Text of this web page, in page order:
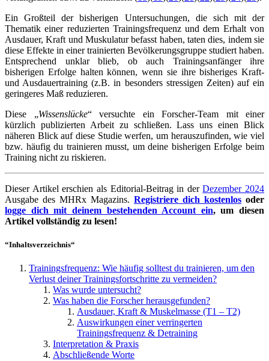
Ein Großteil der bisherigen Untersuchungen, die sich mit der
Thematik einer reduzierten Trainingsfrequenz und dem Erhalt von
Ausdauer, Kraft und Muskulatur befasst haben, taten dies, indem sie
diese Effekte in einer trainierten Bevölkerungsgruppe studiert haben.
Entsprechend unklar blieb, ob auch Trainingsanfänger ihre
bisherigen Erfolge halten können, wenn sie ihre bisheriges Kraft-
und Ausdauertraining (z.B. in besonders stressigen Zeiten) auf ein
geringeres Maß reduzieren.
Diese „Wissenslücke“ versuchte ein Forscher-Team mit einer
kürzlich publizierten Arbeit zu schließen. Lass uns einen Blick
näheren Blick auf diese Studie werfen, um herauszufinden, wie viel
bzw. häufig du trainieren musst, um deine bisherigen Erfolge beim
Training nicht zu riskieren.
Dieser Artikel erschien als Editorial-Beitrag in derDezember 2024
Ausgabe des MHRx Magazins. Registriere dich kostenlos oder
logge dich mit deinem bestehenden Account ein, um diesen
Artikel vollständig zu lesen!
“Inhaltsverzeichnis“
Trainingsfrequenz: Wie häufig solltest du trainieren, um den
Verlust deiner Trainingsfortschritte zu vermeiden?
Was wurde untersucht?
Was haben die Forscher herausgefunden?
Ausdauer, Kraft & Muskelmasse (T1 – T2)
Auswirkungen einer verringerten
Trainingsfrequenz & Detraining
Interpretation & Praxis
Abschließende Worte